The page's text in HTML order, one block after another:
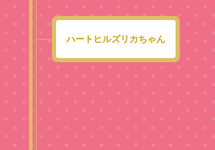
ハートヒルズリカちゃん